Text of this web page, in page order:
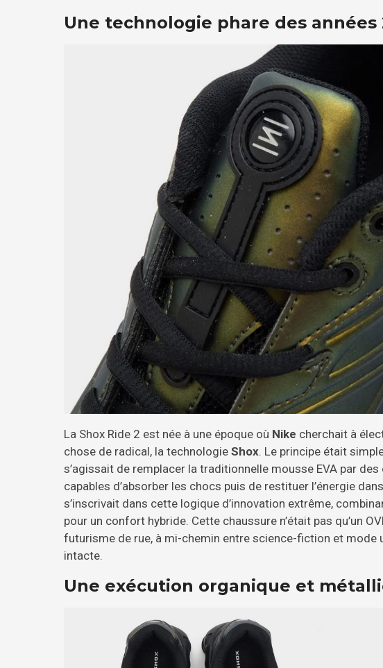
Une technologie phare des années
La Shox Ride 2 est née à une époque où Nike cherchait à
chose de radical, la technologie Shox. Le principe était
s’agissait de remplacer la traditionnelle mousse EVA par
capables d’absorber les chocs puis de restituer l’énergie
s’inscrivait dans cette logique d’innovation extrême,
pour un confort hybride. Cette chaussure n’était pas qu’un
futurisme de rue, à mi-chemin entre science-fiction et mode
intacte.
Une exécution organique et